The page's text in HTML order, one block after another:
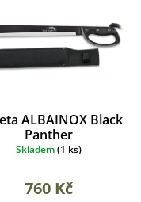
ALBAINOX Black
Panther
Skladem(1 ks)
760 Kč